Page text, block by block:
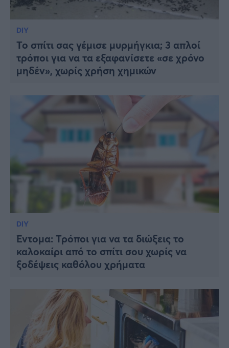
DIY
Το σπίτι σας γέμισε μυρμήγκια; 3 απλοί
τρόποι για να τα εξαφανίσετε «σε χρόνο
μηδέν», χωρίς χρήση χημικών
DIY
Έντομα: Τρόποι για να τα διώξεις το
καλοκαίρι από το σπίτι σου χωρίς να
ξοδέψεις καθόλου χρήματα